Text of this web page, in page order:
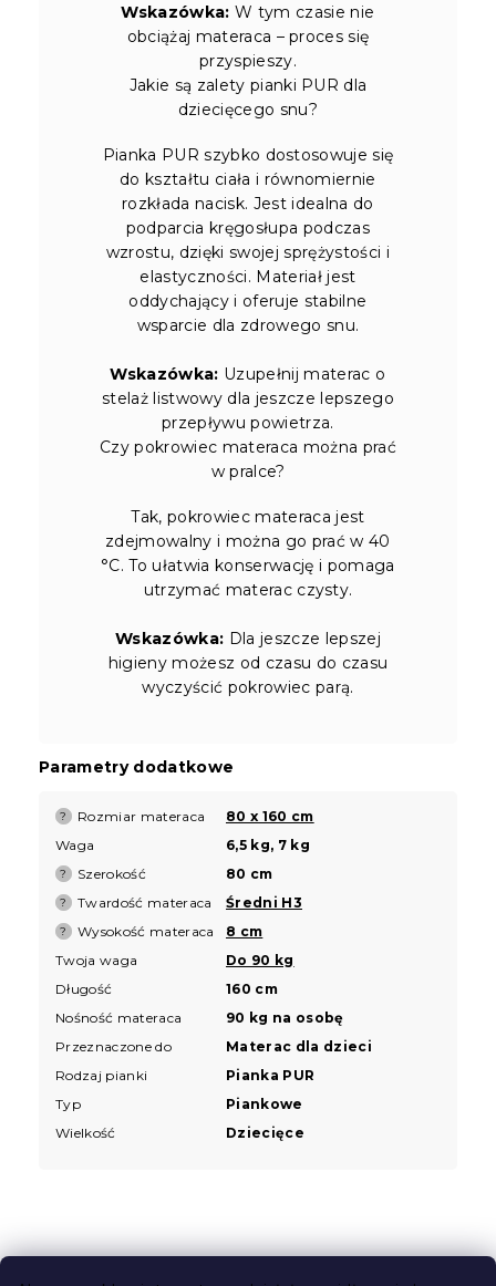
Wskazówka: W tym czasie nie
obciążaj materaca – proces się
przyspieszy.
Jakie są zalety pianki PUR dla
dziecięcego snu?
Pianka PUR szybko dostosowuje się
do kształtu ciała i równomiernie
rozkłada nacisk. Jest idealna do
podparcia kręgosłupa podczas
wzrostu, dzięki swojej sprężystości i
elastyczności. Materiał jest
oddychający i oferuje stabilne
wsparcie dla zdrowego snu.
Wskazówka: Uzupełnij materac o
stelaż listwowy dla jeszcze lepszego
przepływu powietrza.
Czy pokrowiec materaca można prać
w pralce?
Tak, pokrowiec materaca jest
zdejmowalny i można go prać w 40
°C. To ułatwia konserwację i pomaga
utrzymać materac czysty.
Wskazówka: Dla jeszcze lepszej
higieny możesz od czasu do czasu
wyczyścić pokrowiec parą.
Parametry dodatkowe
? Rozmiar materaca
80 x 160 cm
Waga
6,5 kg, 7 kg
? Szerokość 80 cm
? Twardość materaca Średni H3
? Wysokość materaca
8 cm
Twoja waga
Do 90 kg
Długość
160 cm
Nośność materaca
90 kg na osobę
Przeznaczone do
Materac dla dzieci
Rodzaj pianki
Pianka PUR
Typ
Piankowe
Wielkość
Dziecięce
S